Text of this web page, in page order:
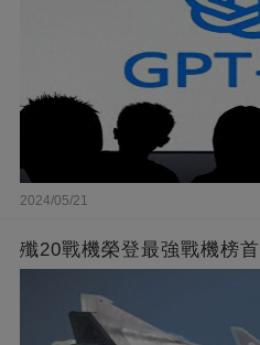
2024/05/21
殲20戰機榮登最強戰機榜